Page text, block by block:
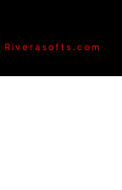
Riverasofts.com